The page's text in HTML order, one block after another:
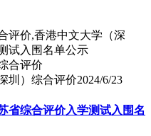
评价,香港中文大学（深
试入围名单公示
圳）综合评价2024/6/23
省综合评价入学测试入围名